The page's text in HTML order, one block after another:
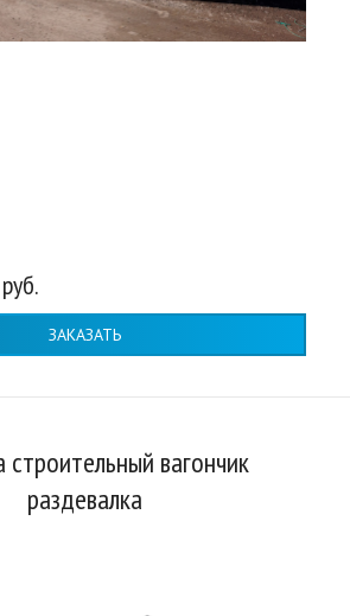
ЗАКАЗАТЬ
строительный вагончик
раздевалка